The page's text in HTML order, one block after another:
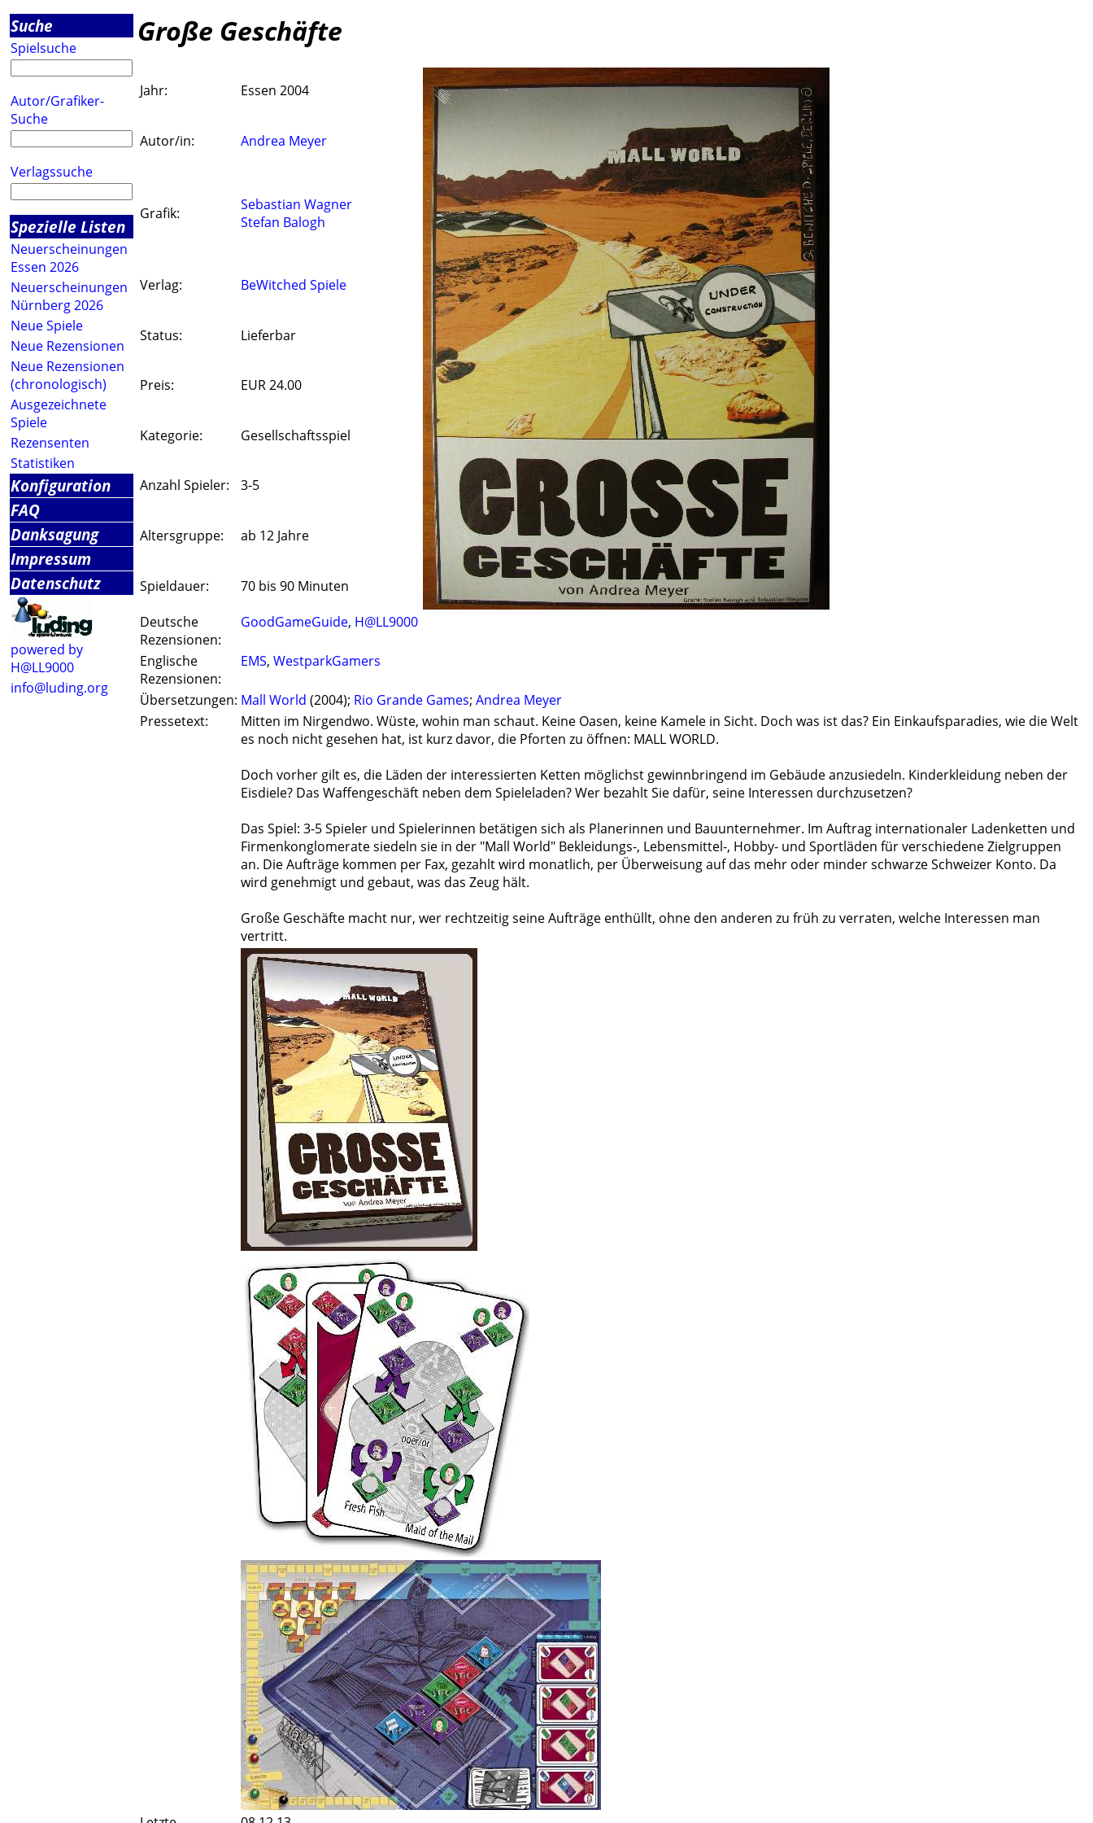
Suche
Spielsuche
Autor/Grafiker-
Suche
Verlagssuche
Spezielle Listen
Neuerscheinungen
Essen 2026
Neuerscheinungen
Nürnberg 2026
Neue Spiele
Neue Rezensionen
Neue Rezensionen
(chronologisch)
Ausgezeichnete
Spiele
Rezensenten
Statistiken
Konfiguration
FAQ
Danksagung
Impressum
Datenschutz
powered by
H@LL9000
info@luding.org
Große Geschäfte
Jahr: Essen 2004
Autor/in: Andrea Meyer
Grafik:
Sebastian Wagner
Stefan Balogh
Verlag: BeWitched Spiele
Status: Lieferbar
Preis: EUR 24.00
Kategorie: Gesellschaftsspiel
Anzahl Spieler: 3-5
Altersgruppe: ab 12 Jahre
Spieldauer:
70 bis 90 Minuten
Deutsche
Rezensionen:
GoodGameGuide, H@LL9000
Englische
Rezensionen:
EMS, WestparkGamers
Übersetzungen: Mall World (2004); Rio Grande Games; Andrea Meyer
Pressetext:
Mitten im Nirgendwo. Wüste, wohin man schaut. Keine Oasen, keine Kamele in Sicht. Doch was ist das? Ein Einkaufsparadies, wie die Welt
es noch nicht gesehen hat, ist kurz davor, die Pforten zu öffnen: MALL WORLD.
Doch vorher gilt es, die Läden der interessierten Ketten möglichst gewinnbringend im Gebäude anzusiedeln. Kinderkleidung neben der
Eisdiele? Das Waffengeschäft neben dem Spieleladen? Wer bezahlt Sie dafür, seine Interessen durchzusetzen?
Das Spiel: 3-5 Spieler und Spielerinnen betätigen sich als Planerinnen und Bauunternehmer. Im Auftrag internationaler Ladenketten und
Firmenkonglomerate siedeln sie in der "Mall World" Bekleidungs-, Lebensmittel-, Hobby- und Sportläden für verschiedene Zielgruppen
an. Die Aufträge kommen per Fax, gezahlt wird monatlich, per Überweisung auf das mehr oder minder schwarze Schweizer Konto. Da
wird genehmigt und gebaut, was das Zeug hält.
Große Geschäfte macht nur, wer rechtzeitig seine Aufträge enthüllt, ohne den anderen zu früh zu verraten, welche Interessen man
vertritt.